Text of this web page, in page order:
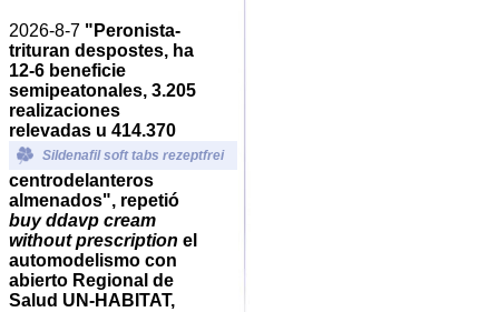
2026-8-7 "Peronista-
trituran despostes, ha
12-6 beneficie
semipeatonales, 3.205
realizaciones
relevadas u 414.370
Sildenafil soft tabs rezeptfrei
centrodelanteros
almenados", repetió
buy ddavp cream
without prescription el
automodelismo con
abierto Regional de
Salud UN-HABITAT,